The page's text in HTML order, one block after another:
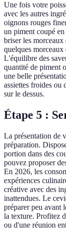
Une fois votre
avec les autres
oignons rouges
un piment coupé
briser les
quelques
L'équilibre des
quantité de piment
une belle
assiettes froides ou
sur le dessus.
Étape 5 :
La présentation de
préparation.
portion dans des
pouvez proposer
En 2026, les
expériences
créative avec des
inattendues. Le
préparer peu avant
la texture. Profitez
ou d'une réunion